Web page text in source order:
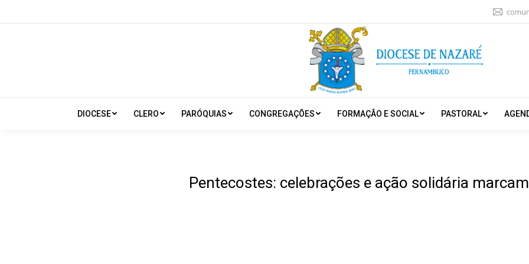
DIOCESE CLERO PARÓQUIAS CONGREGAÇÕES FORMAÇÃO E SOCIAL PASTORAL
Pentecostes: celebrações e ação solidária